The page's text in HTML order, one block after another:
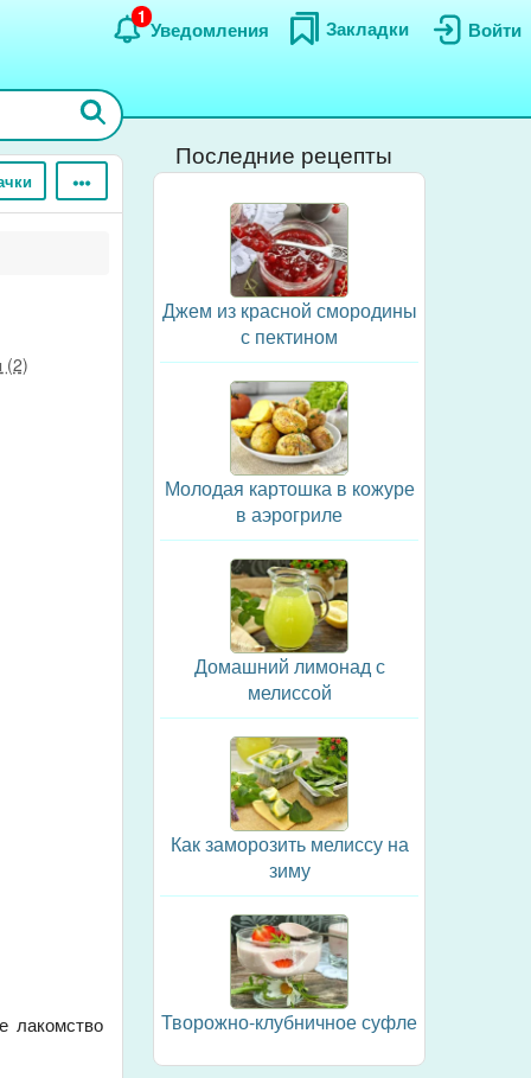
Войти
Закладки
Уведомления
1
(2)
лакомство
Последние рецепты
Джем из красной смородины
с пектином
Молодая картошка в кожуре
в аэрогриле
Домашний лимонад с
мелиссой
Как заморозить мелиссу на
зиму
Творожно-клубничное суфле